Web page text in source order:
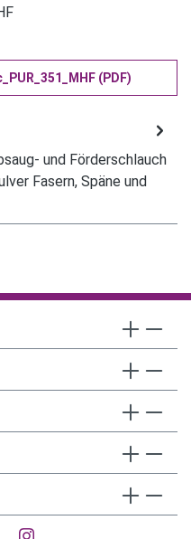
(PDF)
und Förderschlauch
Fasern, Späne und